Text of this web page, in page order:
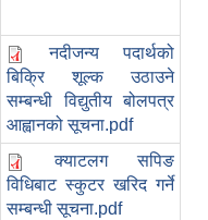
नदीजन्य पदार्थको
बिक्रि शूल्क उठाउने
सम्बन्धी विद्युतीय बोलपत्र
आह्वानको सूचना.pdf
क्याटलग सपिङ
विधिबाट स्कुटर खरिद गर्ने
सम्बन्धी सूचना.pdf